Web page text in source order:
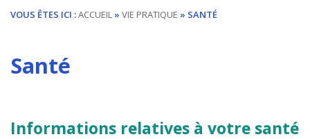
VOUS ÊTES ICI :ACCUEIL » VIE PRATIQUE » SANTÉ
Santé
Informations relatives à votre santé